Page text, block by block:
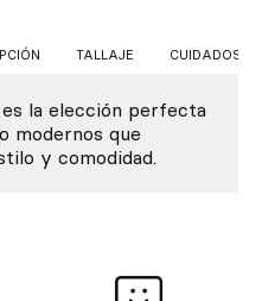
TALLAJE CUIDADOS
la elección perfecta
modernos que
y comodidad.